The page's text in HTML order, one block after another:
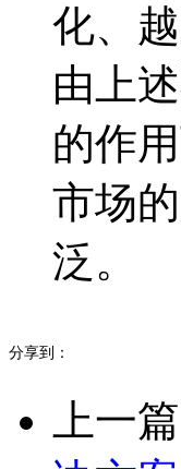
化、
由上
的作
市场
泛。
分享到：
上一篇